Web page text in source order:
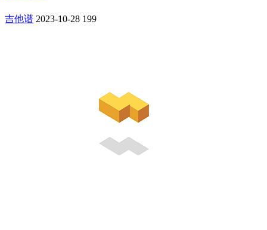
吉他谱 2023-10-28 199